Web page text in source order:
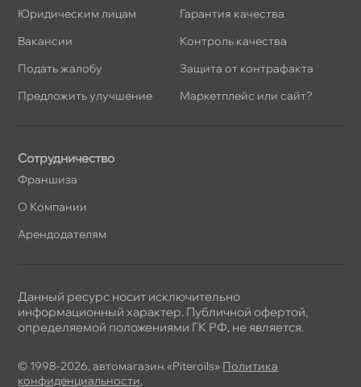
Юридическим лицам
акансии
Подать жалобу
Предложить улучшение
Гарантия качества
Контроль качества
Защита от контрафакта
Маркетплейс или сайт?
Сотрудничество
Франшиза
О Компании
Арендодателям
© 1998-2026, автомагазин «Piteroils» Политика
конфиденциальности,
Данный ресурс носит исключительно
информационный характер. Публичной офертой,
определяемой положениями ГК РФ, не является.